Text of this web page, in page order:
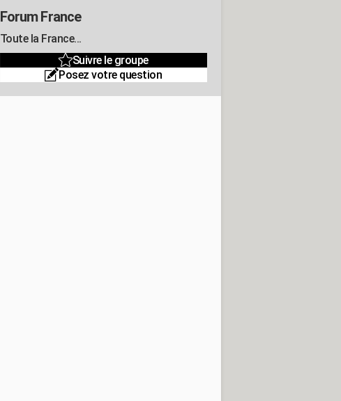
Forum France
Toute la France...
Suivre le groupe
Posez votre question